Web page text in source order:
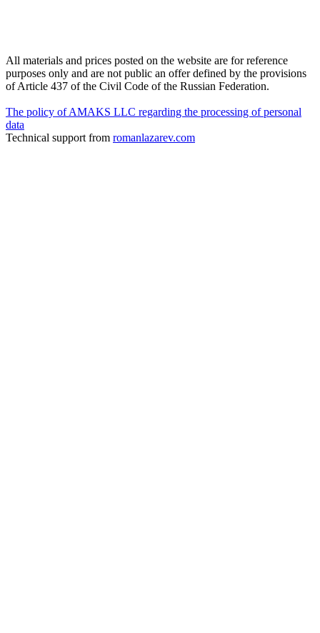
All materials and prices posted on the website are for reference
purposes only and are not public an offer defined by the provisions
of Article 437 of the Civil Code of the Russian Federation.
The policy of AMAKS LLC regarding the processing of personal
data
Technical support from romanlazarev.com